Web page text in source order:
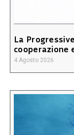
La
cooperazione
4 Agosto 2026